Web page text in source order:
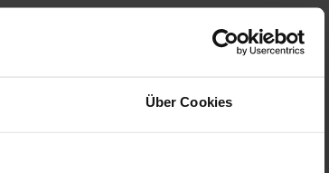
Über Cookies